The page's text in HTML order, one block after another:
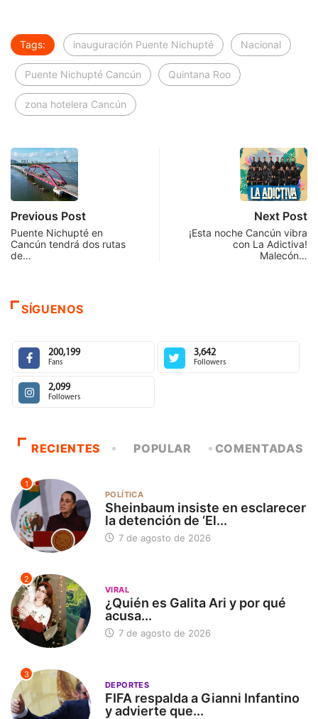
Tags: inauguración Puente Nichupté Nacional
Puente Nichupté Cancún Quintana Roo
zona hotelera Cancún
Previous Post
Puente Nichupté en
Cancún tendrá dos rutas
de…
Next Post
¡Esta noche Cancún vibra
con La Adictiva!
Malecón…
SÍGUENOS
200,199
Fans
3,642
Followers
2,099
Followers
RECIENTES POPULAR COMENTADAS
1
POLÍTICA
Sheinbaum insiste en esclarecer
la detención de ‘El...
7 de agosto de 2026
2
VIRAL
¿Quién es Galita Ari y por qué
acusa...
7 de agosto de 2026
3
DEPORTES
FIFA respalda a Gianni Infantino
y advierte que...